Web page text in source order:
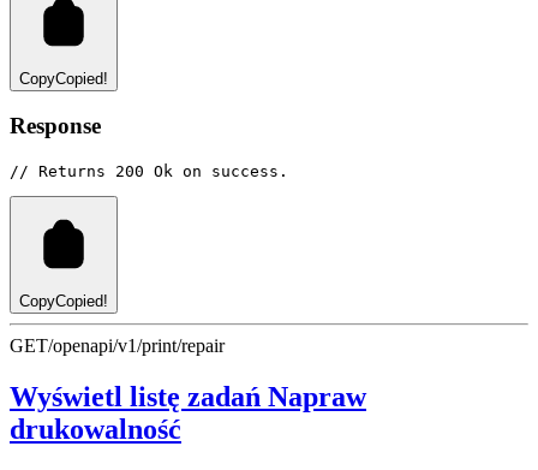
CopyCopied!
Response
// Returns 200 Ok on success.
CopyCopied!
GET/openapi/v1/print/repair
Wyświetl listę zadań Napraw
drukowalność